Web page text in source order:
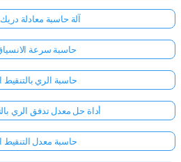
آلة حاسبة معادلة دريك
حاسبة سرعة
حاسبة الري بالتنقيط
أداة حل معدل تدفق الري
حاسبة معدل التنقيط